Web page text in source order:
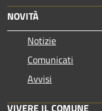
NOVITÀ
Notizie
Comunicati
Avvisi